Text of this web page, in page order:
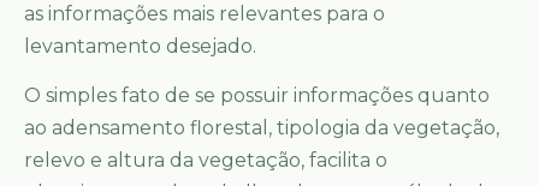
as informações mais relevantes para o
levantamento desejado.
O simples fato de se possuir informações quanto
ao adensamento florestal, tipologia da vegetação,
relevo e altura da vegetação, facilita o